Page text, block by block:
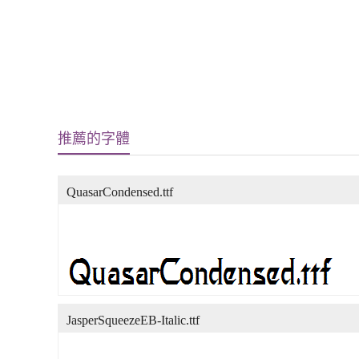
推薦的字體
QuasarCondensed.ttf
JasperSqueezeEB-Italic.ttf